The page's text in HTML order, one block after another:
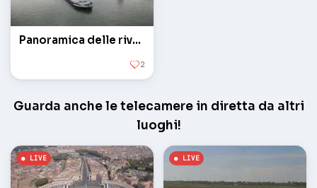
Panoramica delle rive del fiume Reno
2
Guarda anche le telecamere in diretta da altri
luoghi!